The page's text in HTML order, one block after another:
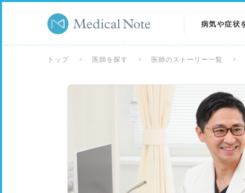
病気や症状
検査を調べる
トップ 医師を探す 医師のストーリー一覧